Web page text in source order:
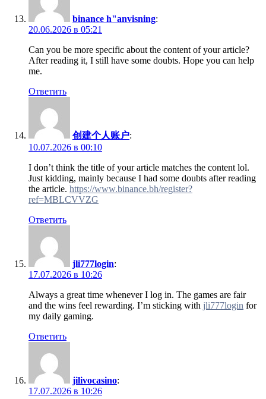
binance h"anvisning:
20.06.2026 в 05:21
Can you be more specific about the content of your article?
After reading it, I still have some doubts. Hope you can help
me.
Ответить
创建个人账户:
10.07.2026 в 00:10
I don’t think the title of your article matches the content lol.
Just kidding, mainly because I had some doubts after reading
the article. https://www.binance.bh/register?
ref=MBLCVVZG
Ответить
jli777login:
17.07.2026 в 10:26
Always a great time whenever I log in. The games are fair
and the wins feel rewarding. I’m sticking with jli777login for
my daily gaming.
Ответить
jilivocasino:
17.07.2026 в 10:26